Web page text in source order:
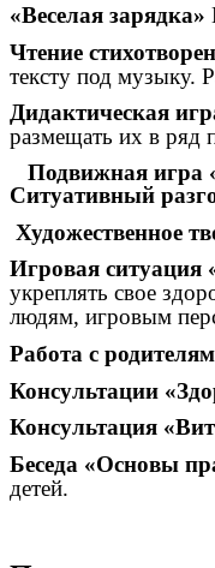
«Веселая зарядка»
Чтение
тексту под музыку.
Дидактическая
размещать их в ряд
Подвижная игра
Ситуативный
Художественное
Игровая ситуация
укреплять свое
людям, игровым
Работа с
Консультации
Консультация
Беседа «Основы
детей.